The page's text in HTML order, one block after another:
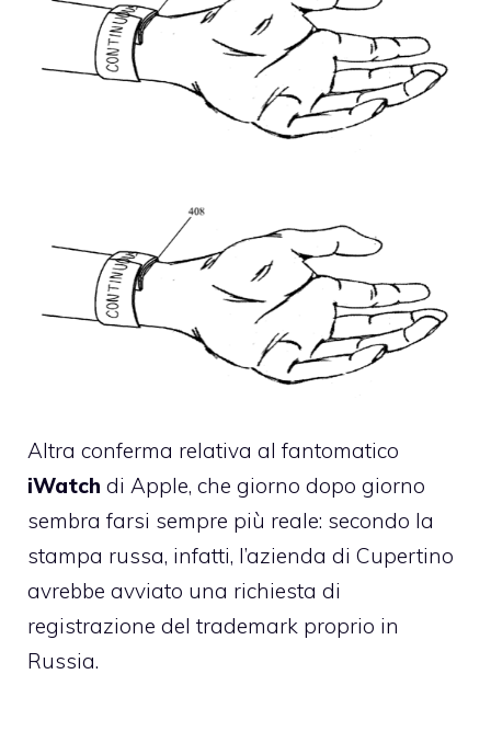
Altra conferma relativa al fantomatico
iWatch di Apple, che giorno dopo giorno
sembra farsi sempre più reale: secondo la
stampa russa, infatti, l’azienda di Cupertino
avrebbe avviato una richiesta di
registrazione del trademark proprio in
Russia.